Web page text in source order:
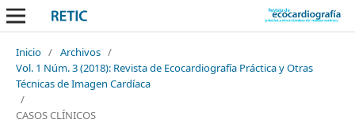
Inicio / Archivos /
Vol. 1 Núm. 3 (2018): Revista de Ecocardiografía Práctica y Otras
Técnicas de Imagen Cardíaca
/
CASOS CLÍNICOS